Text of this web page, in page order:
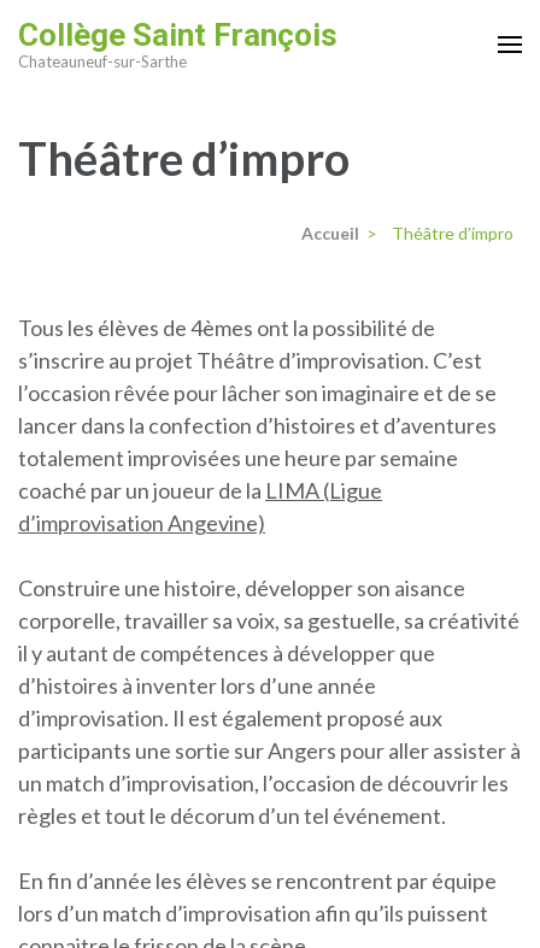
au
Entrée)
Collège Saint François
Chateauneuf-sur-Sarthe
Théâtre d’impro
Accueil > Théâtre d’impro
Tous les élèves de 4èmes ont la possibilité de
s’inscrire au projet Théâtre d’improvisation. C’est
l’occasion rêvée pour lâcher son imaginaire et de se
lancer dans la confection d’histoires et d’aventures
totalement improvisées une heure par semaine
coaché par un joueur de la LIMA (Ligue
d’improvisation Angevine)
Construire une histoire, développer son aisance
corporelle, travailler sa voix, sa gestuelle, sa créativité
il y autant de compétences à développer que
d’histoires à inventer lors d’une année
d’improvisation. Il est également proposé aux
participants une sortie sur Angers pour aller assister à
un match d’improvisation, l’occasion de découvrir les
règles et tout le décorum d’un tel événement.
En fin d’année les élèves se rencontrent par équipe
lors d’un match d’improvisation afin qu’ils puissent